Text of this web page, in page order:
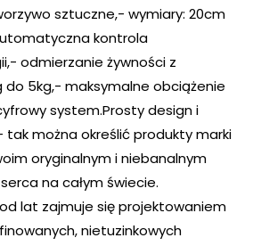
sztuczne,- wymiary: 20cm
kontrola
odmierzanie żywności z
do 5kg,- maksymalne obciążenie
system.Prosty design i
tak można określić produkty marki
oryginalnym i niebanalnym
na całym świecie.
lat zajmuje się projektowaniem
nietuzinkowych